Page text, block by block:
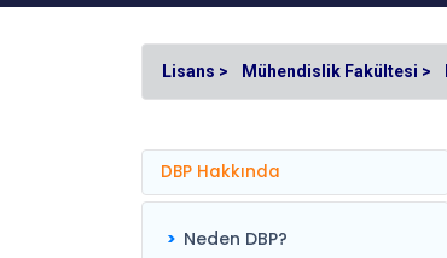
Lisans > Mühendislik Fakültesi >
DBP Hakkında
Neden DBP?